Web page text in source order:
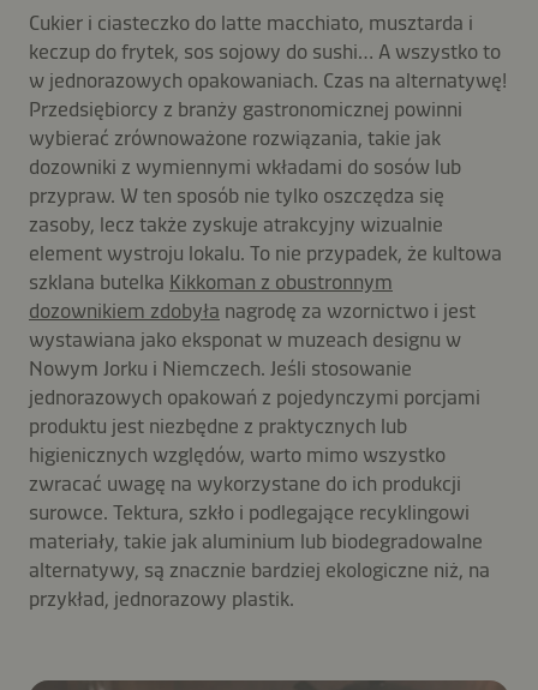
Cukier i ciasteczko do latte macchiato, musztarda i
keczup do frytek, sos sojowy do sushi… A wszystko to
w jednorazowych opakowaniach. Czas na alternatywę!
Przedsiębiorcy z branży gastronomicznej powinni
wybierać zrównoważone rozwiązania, takie jak
dozowniki z wymiennymi wkładami do sosów lub
przypraw. W ten sposób nie tylko oszczędza się
zasoby, lecz także zyskuje atrakcyjny wizualnie
element wystroju lokalu. To nie przypadek, że kultowa
szklana butelka Kikkoman z obustronnym
dozownikiem zdobyła nagrodę za wzornictwo i jest
wystawiana jako eksponat w muzeach designu w
Nowym Jorku i Niemczech. Jeśli stosowanie
jednorazowych opakowań z pojedynczymi porcjami
produktu jest niezbędne z praktycznych lub
higienicznych względów, warto mimo wszystko
zwracać uwagę na wykorzystane do ich produkcji
surowce. Tektura, szkło i podlegające recyklingowi
materiały, takie jak aluminium lub biodegradowalne
alternatywy, są znacznie bardziej ekologiczne niż, na
przykład, jednorazowy plastik.